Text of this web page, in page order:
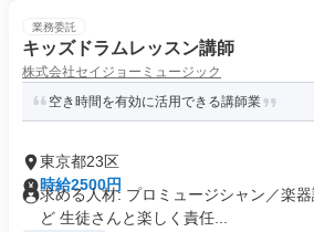
業務委託
キッズドラムレッスン講師
株式会社セイジョーミュージック
空き時間を有効に活用できる講師業
東京都23区
時給2500円
求める人材: プロミュージシャン／楽
ど 生徒さんと楽しく責任...